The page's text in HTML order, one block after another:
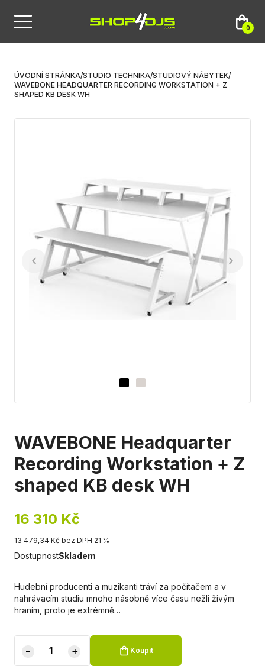
0
ÚVODNÍ STRÁNKA/STUDIO TECHNIKA/STUDIOVÝ NÁBYTEK/
WAVEBONE HEADQUARTER RECORDING WORKSTATION + Z
SHAPED KB DESK WH
WAVEBONE Headquarter
Recording Workstation + Z
shaped KB desk WH
16 310 Kč
13 479,34 Kč bez DPH 21 %
DostupnostSkladem
Hudební producenti a muzikanti tráví za počítačem a v
nahrávacím studiu mnoho násobně více času nežli živým
hraním, proto je extrémně…
- + Koupit